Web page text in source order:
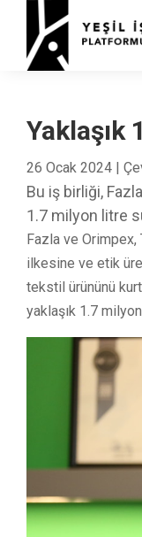
Yaklaşık
26 Ocak 2024 |
Bu iş birliği,
1.7 milyon litre
Fazla ve
ilkesine ve etik
tekstil ürününü
yaklaşık 1.7